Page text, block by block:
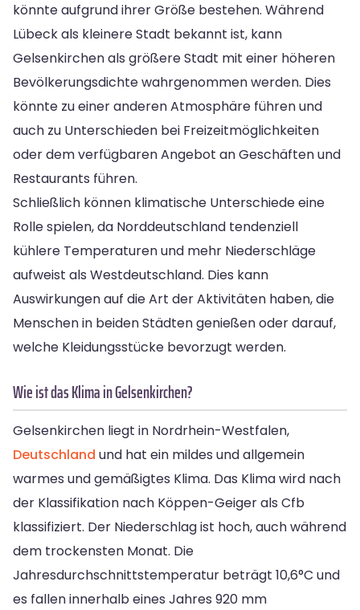
könnte aufgrund ihrer Größe bestehen. Während
Lübeck als kleinere Stadt bekannt ist, kann
Gelsenkirchen als größere Stadt mit einer höheren
Bevölkerungsdichte wahrgenommen werden. Dies
könnte zu einer anderen Atmosphäre führen und
auch zu Unterschieden bei Freizeitmöglichkeiten
oder dem verfügbaren Angebot an Geschäften und
Restaurants führen.
Schließlich können klimatische Unterschiede eine
Rolle spielen, da Norddeutschland tendenziell
kühlere Temperaturen und mehr Niederschläge
aufweist als Westdeutschland. Dies kann
Auswirkungen auf die Art der Aktivitäten haben, die
Menschen in beiden Städten genießen oder darauf,
welche Kleidungsstücke bevorzugt werden.
Wie ist das Klima in Gelsenkirchen?
Gelsenkirchen liegt in Nordrhein-Westfalen,
Deutschland und hat ein mildes und allgemein
warmes und gemäßigtes Klima. Das Klima wird nach
der Klassifikation nach Köppen-Geiger als Cfb
klassifiziert. Der Niederschlag ist hoch, auch während
dem trockensten Monat. Die
Jahresdurchschnittstemperatur beträgt 10,6°C und
es fallen innerhalb eines Jahres 920 mm